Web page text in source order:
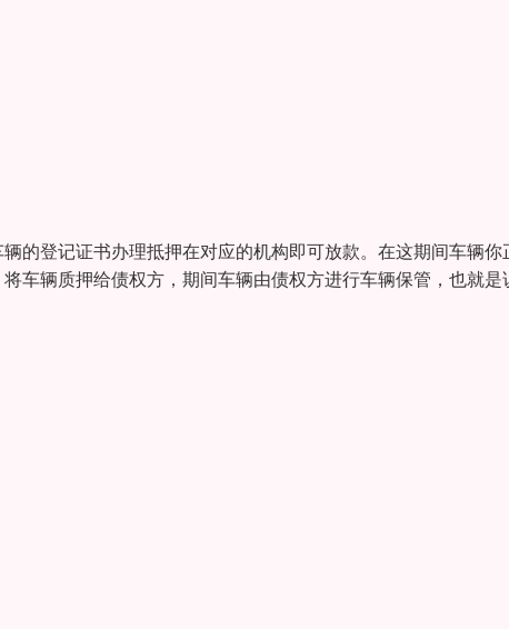
的登记证书办理抵押在对应的机构即可放款。在这期间车辆你
车辆质押给债权方，期间车辆由债权方进行车辆保管，也就是